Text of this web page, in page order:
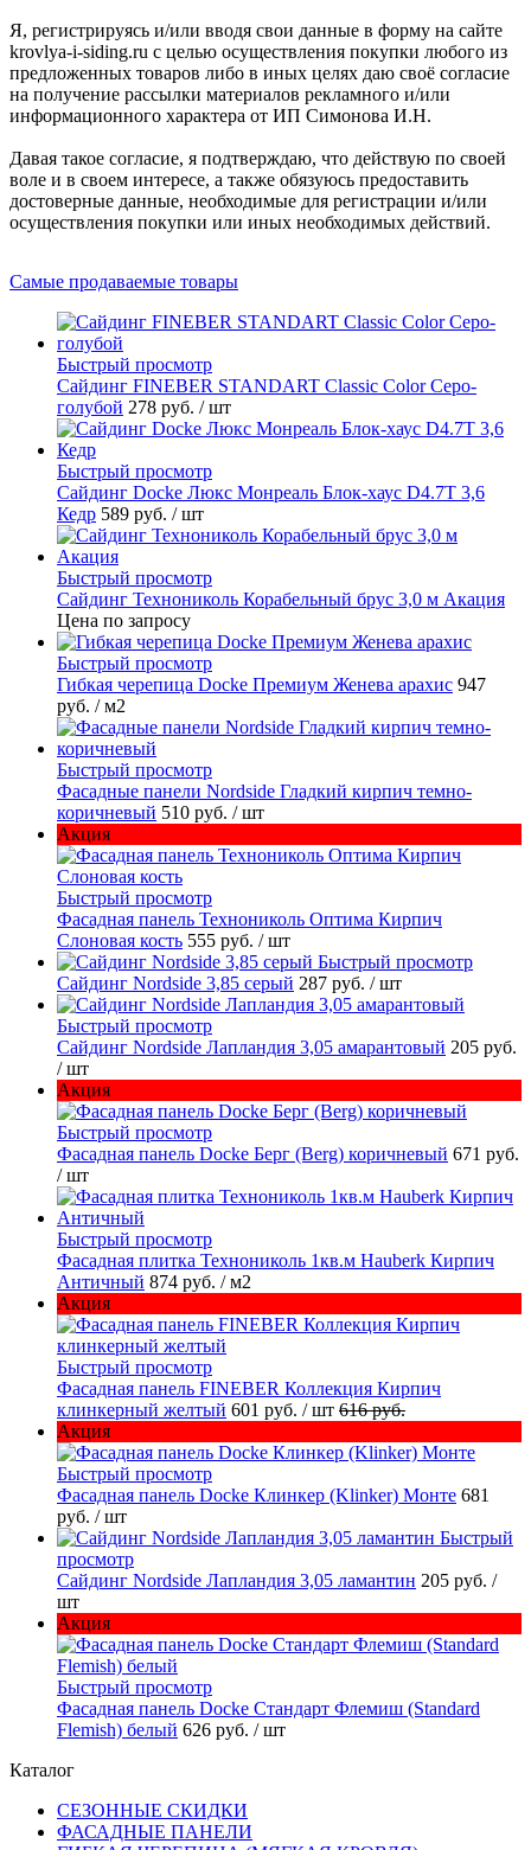
Я, регистрируясь и/или вводя свои данные в форму на сайте
krovlya-i-siding.ru с целью осуществления покупки любого из
предложенных товаров либо в иных целях даю своё согласие
на получение рассылки материалов рекламного и/или
информационного характера от ИП Симонова И.Н.
Давая такое согласие, я подтверждаю, что действую по своей
воле и в своем интересе, а также обязуюсь предоставить
достоверные данные, необходимые для регистрации и/или
осуществления покупки или иных необходимых действий.
Самые продаваемые товары
Быстрый просмотр
Cайдинг FINEBER STANDART Classic Color Серо-
голубой 278 руб. / шт
Быстрый просмотр
Сайдинг Docke Люкс Монреаль Блок-хаус D4.7T 3,6
Кедр 589 руб. / шт
Быстрый просмотр
Сайдинг Технониколь Корабельный брус 3,0 м Акация
Цена по запросу
Быстрый просмотр
Гибкая черепица Docke Премиум Женева арахис 947
руб. / м2
Быстрый просмотр
Фасадные панели Nordside Гладкий кирпич темно-
коричневый 510 руб. / шт
Акция
Быстрый просмотр
Фасадная панель Технониколь Оптима Кирпич
Слоновая кость 555 руб. / шт
Быстрый просмотр
Сайдинг Nordside 3,85 серый 287 руб. / шт
Быстрый просмотр
Сайдинг Nordside Лапландия 3,05 амарантовый 205 руб.
/ шт
Акция
Быстрый просмотр
Фасадная панель Docke Берг (Berg) коричневый 671 руб.
/ шт
Быстрый просмотр
Фасадная плитка Технониколь 1кв.м Hauberk Кирпич
Античный 874 руб. / м2
Акция
Быстрый просмотр
Фасадная панель FINEBER Коллекция Кирпич
клинкерный желтый 601 руб. / шт 616 руб.
Акция
Быстрый просмотр
Фасадная панель Docke Клинкер (Klinker) Монте 681
руб. / шт
Быстрый
просмотр
Сайдинг Nordside Лапландия 3,05 ламантин 205 руб. /
шт
Акция
Быстрый просмотр
Фасадная панель Docke Стандарт Флемиш (Standard
Flemish) белый 626 руб. / шт
Каталог
СЕЗОННЫЕ СКИДКИ
ФАСАДНЫЕ ПАНЕЛИ